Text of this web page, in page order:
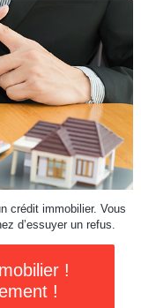
crédit immobilier. Vous
d’essuyer un refus.
!
!